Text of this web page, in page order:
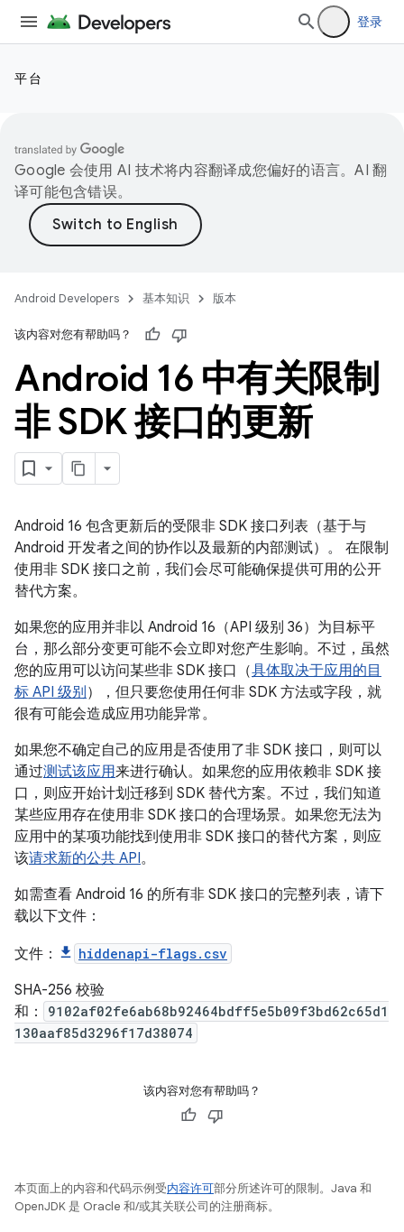
登录
平台
Google 会使用 AI 技术将内容翻译成您偏好的语言。AI 翻
译可能包含错误。
Android Developers 基本知识 版本
该内容对您有帮助吗？
Android 16 中有关限制
非 SDK 接口的更新
Android 16 包含更新后的受限非 SDK 接口列表（基于与
Android 开发者之间的协作以及最新的内部测试）。 在限制
使用非 SDK 接口之前，我们会尽可能确保提供可用的公开
替代方案。
如果您的应用并非以 Android 16（API 级别 36）为目标平
台，那么部分变更可能不会立即对您产生影响。不过，虽然
您的应用可以访问某些非 SDK 接口（具体取决于应用的目
标 API 级别 ），但只要您使用任何非 SDK 方法或字段，就
很有可能会造成应用功能异常。
如果您不确定自己的应用是否使用了非 SDK 接口，则可以
通过测试该应用来进行确认。如果您的应用依赖非 SDK 接
口，则应开始计划迁移到 SDK 替代方案。不过，我们知道
某些应用存在使用非 SDK 接口的合理场景。如果您无法为
应用中的某项功能找到使用非 SDK 接口的替代方案，则应
该请求新的公共 API。
如需查看 Android 16 的所有非 SDK 接口的完整列表，请下
载以下文件：
文件： hiddenapi-flags.csv
SHA-256 校验
和：
9102af02fe6ab68b92464bdff5e5b09f3bd62c65d1
130aaf85d3296f17d38074
该内容对您有帮助吗？
本页面上的内容和代码示例受内容许可部分所述许可的限制。Java 和
OpenJDK 是 Oracle 和/或其关联公司的注册商标。